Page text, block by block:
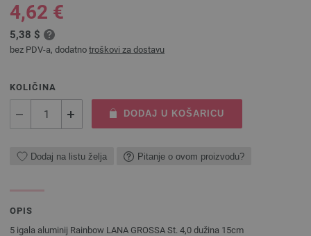
4,62 €
5,38 $
bez PDV-a, dodatno troškovi za dostavu
KOLIČINA
DODAJ U KOŠARICU
Dodaj na listu želja Pitanje o ovom proizvodu?
OPIS
5 igala aluminij Rainbow LANA GROSSA St. 4,0 dužina 15cm